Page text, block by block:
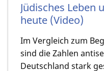
Jüdisches Leben
heute (Video)
Im Vergleich zum
sind die Zahlen
Deutschland stark